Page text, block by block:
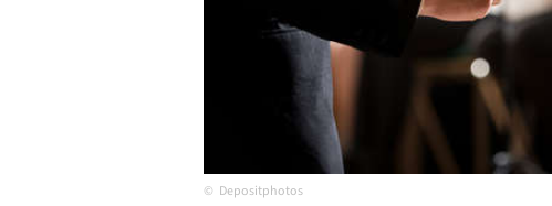
Depositphotos